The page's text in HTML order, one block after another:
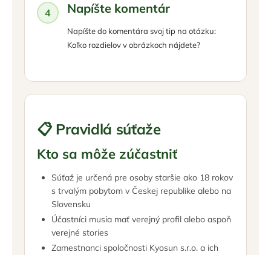
Napíšte komentár
Napíšte do komentára svoj tip na otázku:
Koľko rozdielov v obrázkoch nájdete?
📋 Pravidlá súťaže
Kto sa môže zúčastniť
Súťaž je určená pre osoby staršie ako 18 rokov
s trvalým pobytom v Českej republike alebo na
Slovensku
Účastníci musia mať verejný profil alebo aspoň
verejné stories
Zamestnanci spoločnosti Kyosun s.r.o. a ich